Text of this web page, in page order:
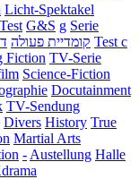
Licht-Spektakel
Test G&S g Serie
קומדיית פעולה Test c
Fiction TV-Serie
Science-Fiction
Docutainment
TV-Sendung
Divers History True
Martial Arts
- Austellung Halle